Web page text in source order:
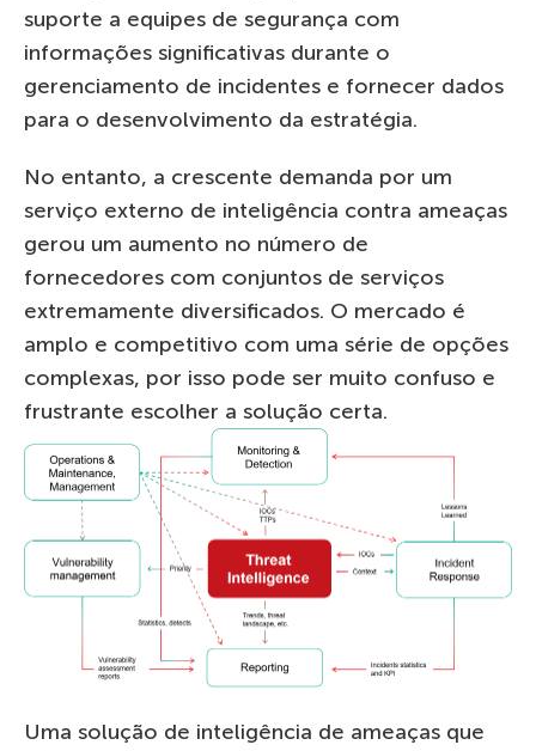
suporte a equipes de segurança com
informações significativas durante o
gerenciamento de incidentes e fornecer dados
para o desenvolvimento da estratégia.
No entanto, a crescente demanda por um
serviço externo de inteligência contra ameaças
gerou um aumento no número de
fornecedores com conjuntos de serviços
extremamente diversificados. O mercado é
amplo e competitivo com uma série de opções
complexas, por isso pode ser muito confuso e
frustrante escolher a solução certa.
Uma solução de inteligência de ameaças que